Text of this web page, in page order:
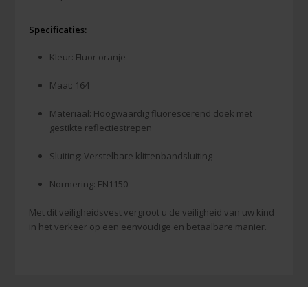
Specificaties:
Kleur: Fluor oranje
Maat: 164
Materiaal: Hoogwaardig fluorescerend doek met
gestikte reflectiestrepen
Sluiting: Verstelbare klittenbandsluiting
Normering: EN1150
Met dit veiligheidsvest vergroot u de veiligheid van uw kind
in het verkeer op een eenvoudige en betaalbare manier.